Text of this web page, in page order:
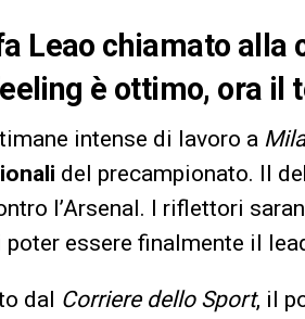
Leao chiamato
è ottimo, ora il
intense di lavoro a
del precampionato. Il
l’Arsenal. I riflettori
essere finalmente il
dal Corriere dello Sport, il